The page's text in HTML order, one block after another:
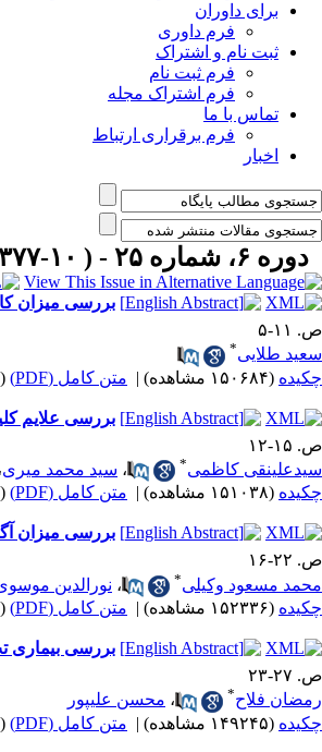
برای داوران
فرم داوری
ثبت نام و اشتراک
فرم ثبت نام
فرم اشتراک مجله
تماس با ما
فرم برقراری ارتباط
اخبار
دوره ۶، شماره ۲۵ - ( ۱۰-۱۳۷۷ )
بررسی میزان
ص. ۱۱-۵
سعید طلایی*
چکیده (۱۵۰۶۸۴ مشاهده) | متن کامل (PDF) (۱۵۵۷۴۴ دریافت)
بررسی علایم
ص. ۱۵-۱۲
سیدعلینقی کاظمی* ، سید محمد میری
چکیده (۱۵۱۰۳۸ مشاهده) | متن کامل (PDF) (۱۵۵۰۳۷ دریافت)
بررسی میزان
ص. ۲۲-۱۶
محمد مسعود وکیلی* ، نورالدین
چکیده (۱۵۲۳۳۶ مشاهده) | متن کامل (PDF) (۱۵۶۷۹۰ دریافت)
بررسی بیماری
ص. ۲۷-۲۳
رمضان فلاح* ، محسن علیپور
چکیده (۱۴۹۲۴۵ مشاهده) | متن کامل (PDF) (۱۵۶۳۳۶ دریافت)